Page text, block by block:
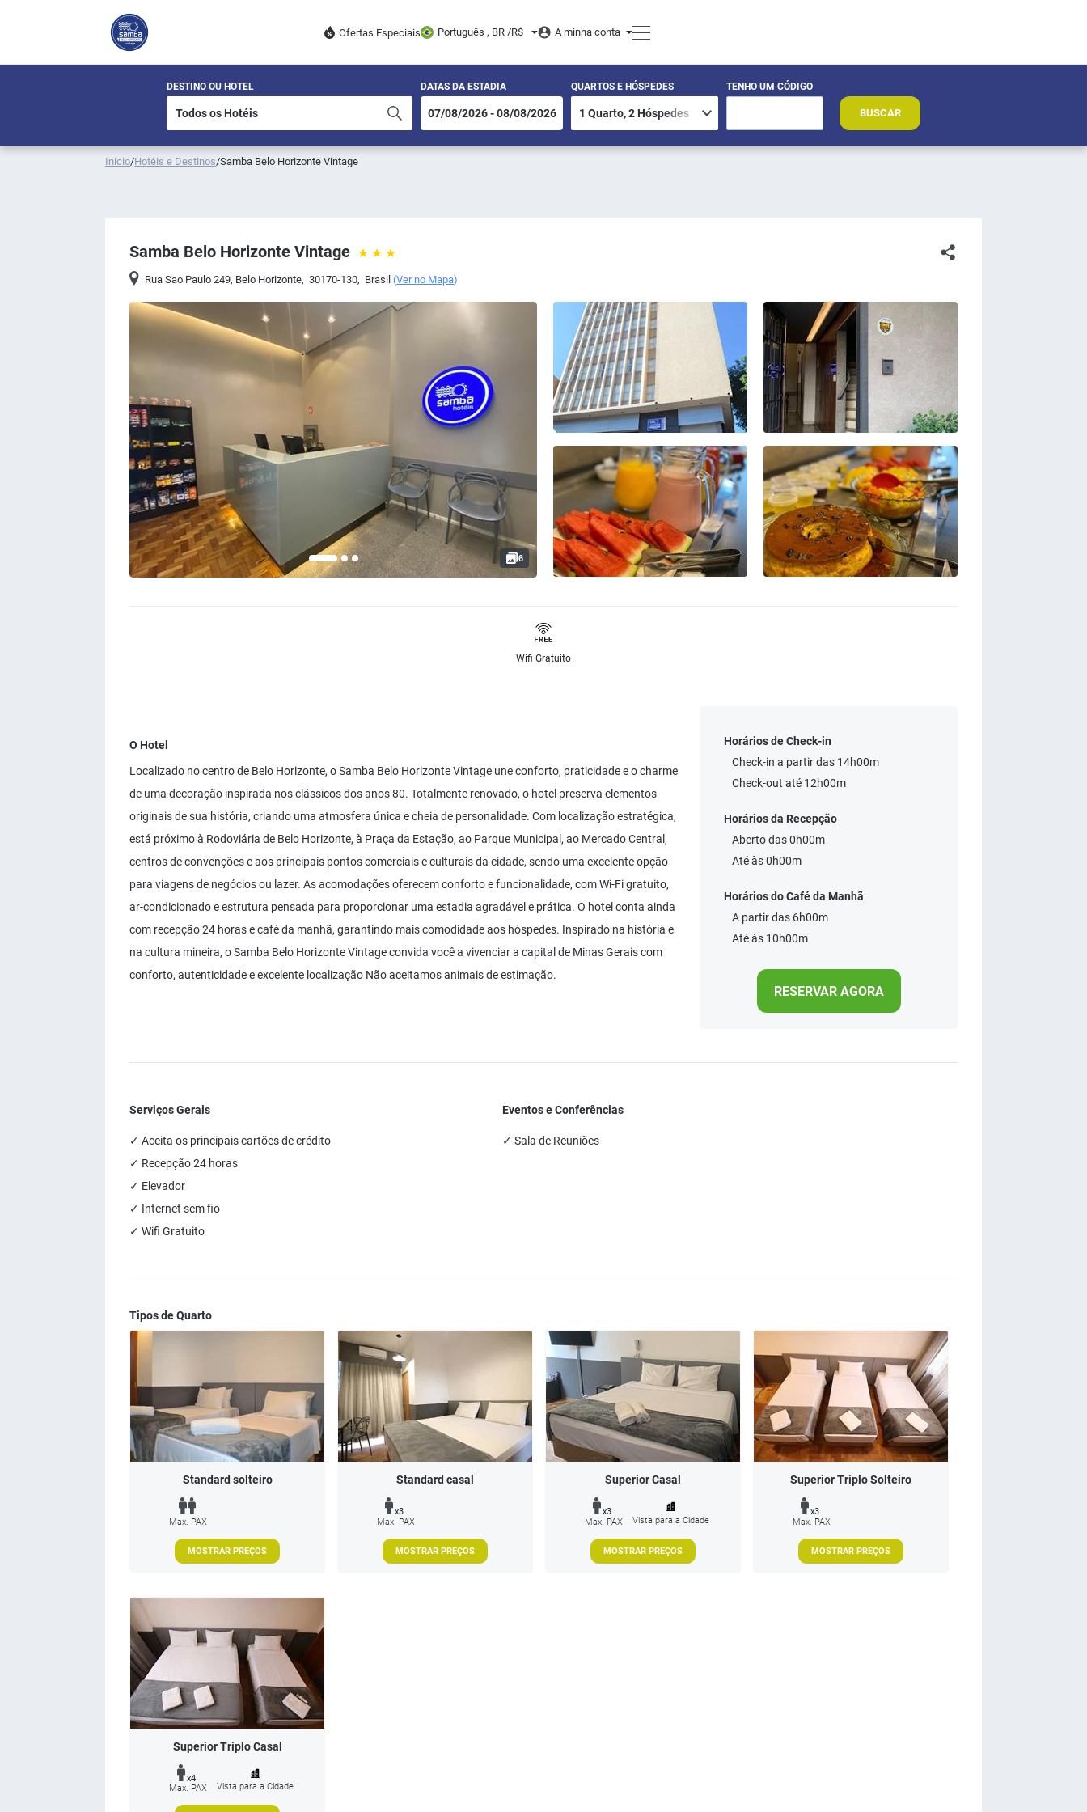
Ofertas Especiais Português , BR /R$ A minha conta
DESTINO OU HOTEL DATAS DA ESTADIA QUARTOS E HÓSPEDES TENHO UM CÓDIGO
BUSCAR
Início/Hotéis e Destinos/Samba Belo Horizonte Vintage
Samba Belo Horizonte Vintage
Rua Sao Paulo 249, Belo Horizonte, 30170-130, Brasil (Ver no Mapa)
6
Wifi Gratuito
O Hotel
Localizado no centro de Belo Horizonte, o Samba Belo Horizonte Vintage une conforto, praticidade e o charme
de uma decoração inspirada nos clássicos dos anos 80. Totalmente renovado, o hotel preserva elementos
originais de sua história, criando uma atmosfera única e cheia de personalidade. Com localização estratégica,
está próximo à Rodoviária de Belo Horizonte, à Praça da Estação, ao Parque Municipal, ao Mercado Central,
centros de convenções e aos principais pontos comerciais e culturais da cidade, sendo uma excelente opção
para viagens de negócios ou lazer. As acomodações oferecem conforto e funcionalidade, com Wi-Fi gratuito,
ar-condicionado e estrutura pensada para proporcionar uma estadia agradável e prática. O hotel conta ainda
com recepção 24 horas e café da manhã, garantindo mais comodidade aos hóspedes. Inspirado na história e
na cultura mineira, o Samba Belo Horizonte Vintage convida você a vivenciar a capital de Minas Gerais com
conforto, autenticidade e excelente localização Não aceitamos animais de estimação.
Horários de Check-in
Check-in a partir das 14h00m
Check-out até 12h00m
Horários da Recepção
Aberto das 0h00m
Até às 0h00m
Horários do Café da Manhã
A partir das 6h00m
Até às 10h00m
RESERVAR AGORA
Serviços Gerais
✓ Aceita os principais cartões de crédito
✓ Recepção 24 horas
✓ Elevador
✓ Internet sem fio
✓ Wifi Gratuito
Eventos e Conferências
✓ Sala de Reuniões
Tipos de Quarto
Standard solteiro
Max. PAX
MOSTRAR PREÇOS
Standard casal
x3
Max. PAX
MOSTRAR PREÇOS
Superior Casal
x3
Max. PAX
Vista para a Cidade
MOSTRAR PREÇOS
Superior Triplo Solteiro
x3
Max. PAX
MOSTRAR PREÇOS
Superior Triplo Casal
x4
Max. PAX
Vista para a Cidade